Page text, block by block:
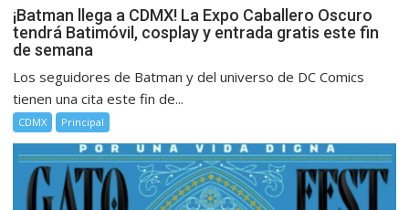
¡Batman llega a CDMX! La Expo Caballero Oscuro
tendrá Batimóvil, cosplay y entrada gratis este fin
de semana
Los seguidores de Batman y del universo de DC Comics
tienen una cita este fin de...
CDMX Principal